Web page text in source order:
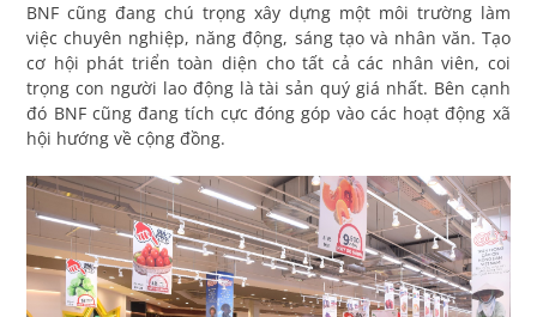
BNF cũng đang chú trọng xây dựng một môi trường làm
việc chuyên nghiệp, năng động, sáng tạo và nhân văn. Tạo
cơ hội phát triển toàn diện cho tất cả các nhân viên, coi
trọng con người lao động là tài sản quý giá nhất. Bên cạnh
đó BNF cũng đang tích cực đóng góp vào các hoạt động xã
hội hướng về cộng đồng.